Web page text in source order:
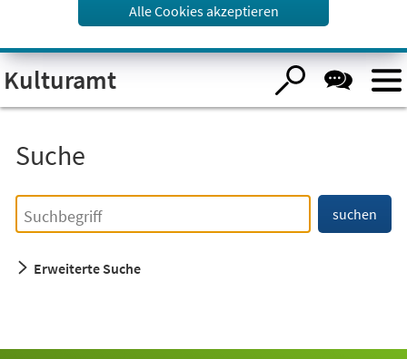
Visuelle
Assistenzsoftware
öffnen.
Alle Cookies akzeptieren
Kulturamt
Suche
Einfache
Suche
Suchbegriff
suchen
Erweiterte Suche